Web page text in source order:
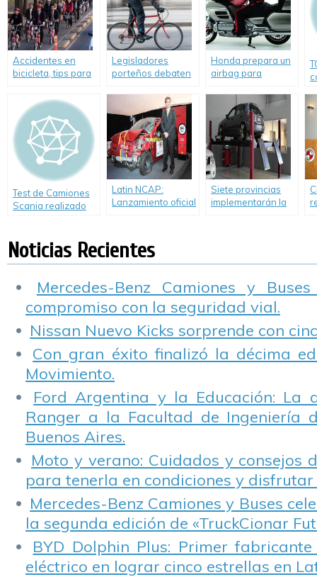
Accidentes en
bicicleta, tips para
Legisladores
porteños debaten
prohibir circular en
bicicleta con
celular o
auriculares
Honda prepara un
airbag para
Test de Camiones
Scania realizado
Latin NCAP:
Lanzamiento oficial
Siete provincias
implementarán la
Noticias Recientes
Mercedes-Benz Camiones y
compromiso con la seguridad vial.
Nissan Nuevo Kicks sorprende con
Con gran éxito finalizó la décima
Movimiento.
Ford Argentina y la Educación: La
Ranger a la Facultad de Ingeniería
Buenos Aires.
Moto y verano: Cuidados y consejos
para tenerla en condiciones y disfrutar
Mercedes-Benz Camiones y Buses
la segunda edición de «TruckCionar
BYD Dolphin Plus: Primer
eléctrico en lograr cinco estrellas en